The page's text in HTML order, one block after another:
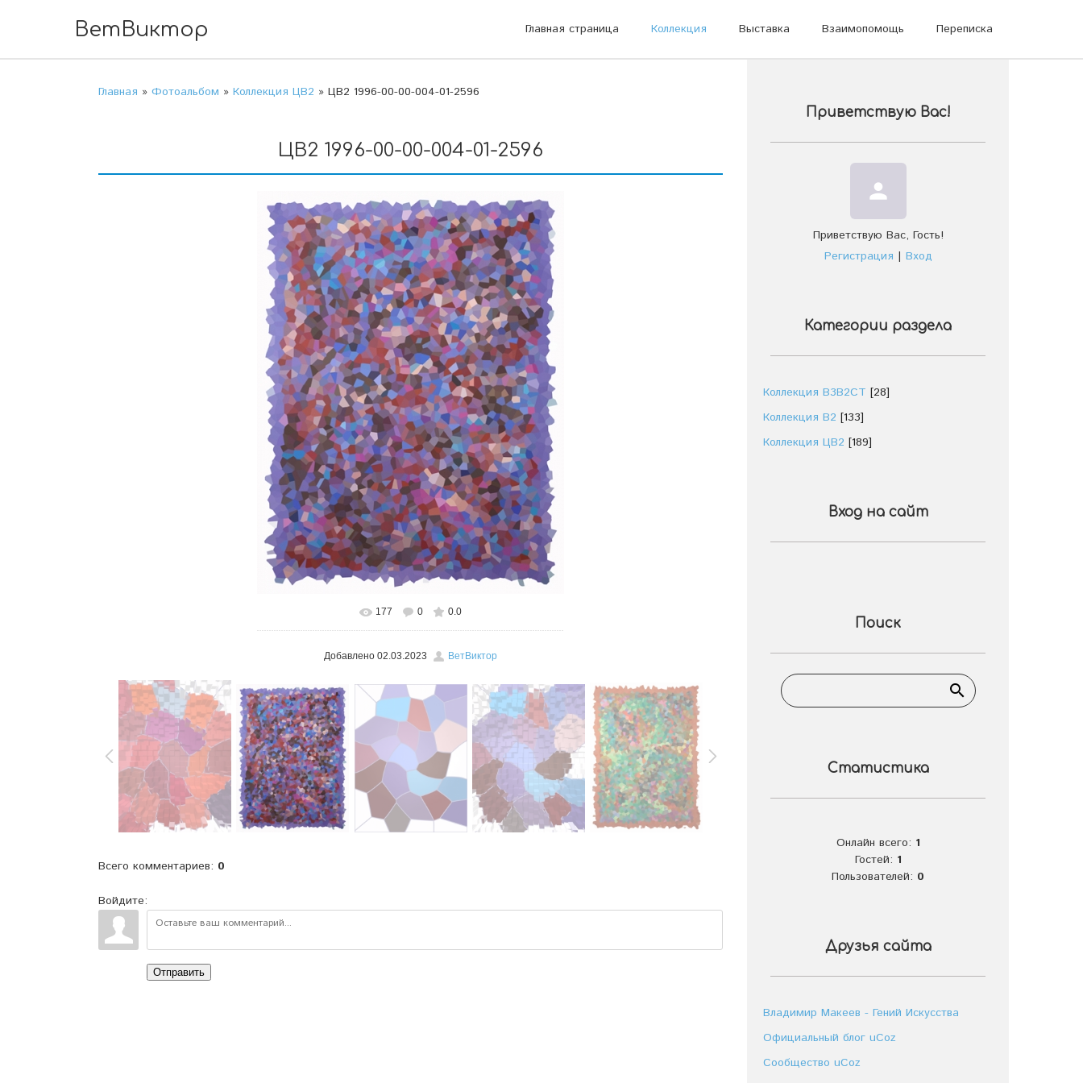
ВетВиктор Главная страница Коллекция Выставка Взаимопомощь Переписка
Главная » Фотоальбом » Коллекция ЦВ2 » ЦВ2 1996-00-00-004-01-2596
ЦВ2 1996-00-00-004-01-2596
В реальном размере 457x600
177 0 0.0
Добавлено 02.03.2023 ВетВиктор
Всего комментариев: 0
Войдите:
Отправить
Приветствую Вас!
person
Приветствую Вас, Гость!
Регистрация | Вход
Категории раздела
Коллекция В3В2СТ [28]
Коллекция В2 [133]
Коллекция ЦВ2 [189]
Вход на сайт
Поиск
Статистика
Онлайн всего: 1
Гостей: 1
Пользователей: 0
Друзья сайта
Владимир Макеев - Гений Искусства
Официальный блог uCoz
Сообщество uCoz